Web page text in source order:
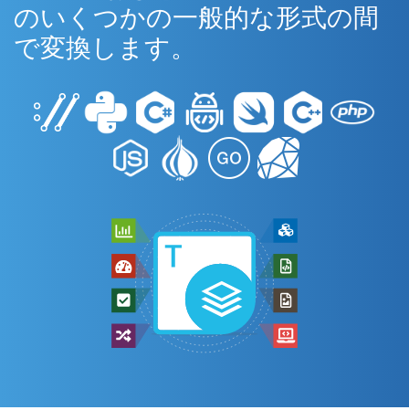
のいくつかの一般的な形式の間
で変換します。